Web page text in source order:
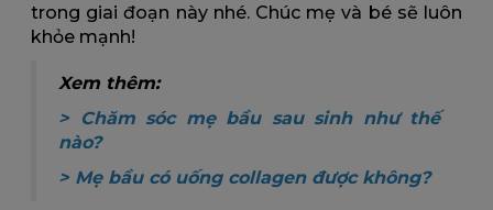
trong giai đoạn này nhé. Chúc mẹ và bé sẽ luôn
khỏe mạnh!
Xem thêm:
>
Chăm sóc mẹ bầu sau sinh như thế
nào?
> Mẹ bầu có uống collagen được không?